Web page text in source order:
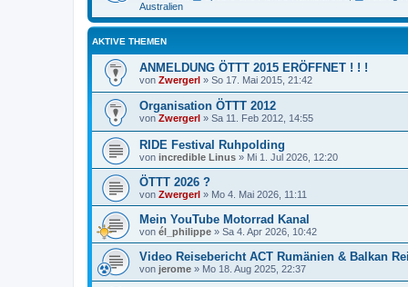
Australien
AKTIVE THEMEN
ANMELDUNG ÖTTT 2015 ERÖFFNET ! ! !
von Zwergerl » So 17. Mai 2015, 21:42
Organisation ÖTTT 2012
von Zwergerl » Sa 11. Feb 2012, 14:55
RIDE Festival Ruhpolding
von incredible Linus » Mi 1. Jul 2026, 12:20
ÖTTT 2026 ?
von Zwergerl » Mo 4. Mai 2026, 11:11
Mein YouTube Motorrad Kanal
von él_philippe » Sa 4. Apr 2026, 10:42
Video Reisebericht ACT Rumänien & Balkan
von jerome » Mo 18. Aug 2025, 22:37